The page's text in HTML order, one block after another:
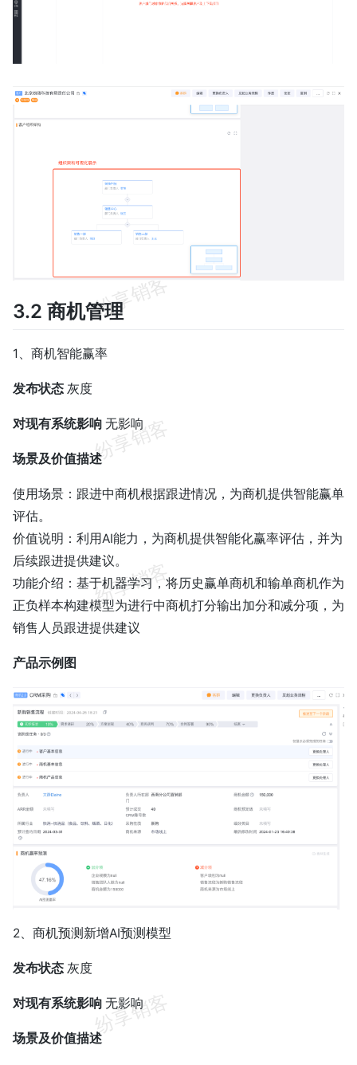
3.2 商机管理
1、商机智能赢率
发布状态 灰度
对现有系统影响 无影响
场景及价值描述
使用场景：跟进中商机根据跟进情况，为商机提供智能赢单
评估。
价值说明：利用AI能力，为商机提供智能化赢率评估，并为
后续跟进提供建议。
功能介绍：基于机器学习，将历史赢单商机和输单商机作为
正负样本构建模型为进行中商机打分输出加分和减分项，为
销售人员跟进提供建议
产品示例图
2、商机预测新增AI预测模型
发布状态 灰度
对现有系统影响 无影响
场景及价值描述